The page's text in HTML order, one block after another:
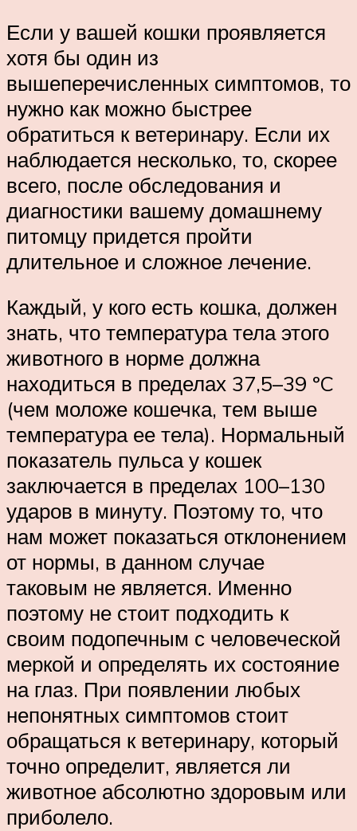
Если у вашей кошки проявляется
хотя бы один из
вышеперечисленных симптомов, то
нужно как можно быстрее
обратиться к ветеринару. Если их
наблюдается несколько, то, скорее
всего, после обследования и
диагностики вашему домашнему
питомцу придется пройти
длительное и сложное лечение.
Каждый, у кого есть кошка, должен
знать, что температура тела этого
животного в норме должна
находиться в пределах 37,5–39 ºC
(чем моложе кошечка, тем выше
температура ее тела). Нормальный
показатель пульса у кошек
заключается в пределах 100–130
ударов в минуту. Поэтому то, что
нам может показаться отклонением
от нормы, в данном случае
таковым не является. Именно
поэтому не стоит подходить к
своим подопечным с человеческой
меркой и определять их состояние
на глаз. При появлении любых
непонятных симптомов стоит
обращаться к ветеринару, который
точно определит, является ли
животное абсолютно здоровым или
приболело.